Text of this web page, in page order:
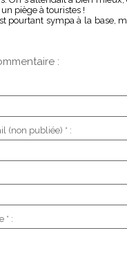
piège à touristes !
pourtant sympa à la base,
:
(non publiée) * :
* :